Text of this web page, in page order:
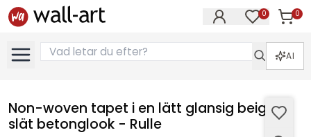
0 0
AI
Non-woven tapet i en lätt glansig beige
slät betonglook - Rulle